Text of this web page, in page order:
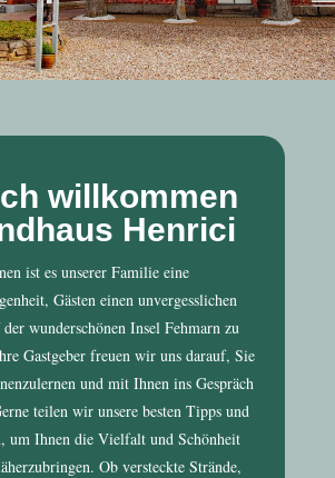
willkommen
Henrici
ist es unserer Familie eine
Gästen einen unvergesslichen
wunderschönen Insel Fehmarn zu
Gastgeber freuen wir uns darauf, Sie
und mit Ihnen ins Gespräch
teilen wir unsere besten Tipps und
um Ihnen die Vielfalt und Schönheit
Ob versteckte Strände,